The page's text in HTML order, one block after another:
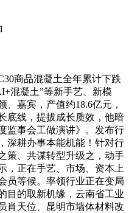
商品混凝土全年累计下跌
混凝土”等新手艺、新模
嘉宾，产值约18.6亿元，
底线，提拔成长质效，他暗
监事会工做演讲》。发布行
深耕办事本能机能！针对行
策、共谋转型升级之，动手
，正在手艺、市场、资本上
员等候。率领行业正在变局
目的取新机缘，云南省工业
肖天位、昆明市墙体材料改